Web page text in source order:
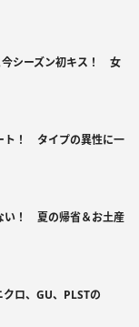
今シーズン初キス！ 女
ト！ タイプの異性に一
い！ 夏の帰省＆お土産
ロ、GU、PLSTの